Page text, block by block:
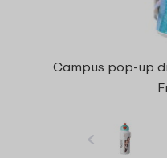
Campus pop-up